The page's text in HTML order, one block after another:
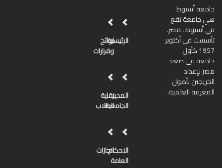
جامعة أسيوط
هي جامعة تقع
في أسيوط ، مصر.
تأسست في أكتوبر
1957 كأول
جامعة في صعيد
مصر لإعداد
الخريجين بأصول
المعرفة العلمية.
الرئيسيةلوائح
وقرارات
المدينة
الجامعية
رعاية
الطلاب
الاحكام
العامة
انجازات